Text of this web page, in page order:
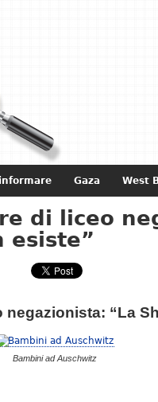
Gaza West
di liceo
esiste”
“La
Bambini ad Auschwitz